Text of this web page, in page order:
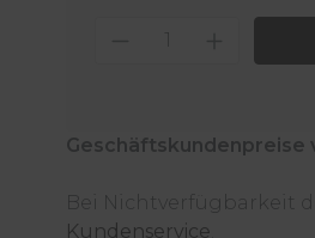
Produkt
Geschäftskundenpreise
Bei Nichtverfügbarkeit
Kundenservice